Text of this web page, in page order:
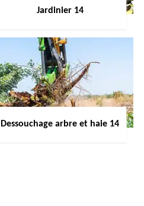
Jardinier 14
Dessouchage arbre et haie 14